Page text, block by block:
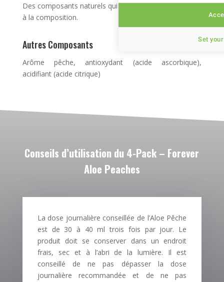
Des composants naturels qui rajoutent plus de saveurs
à la composition.
Autres Composants
Arôme pêche, antioxydant (acide ascorbique),
acidifiant (acide citrique)
Conseils d’utilisation du 4-Pack – Forever
Aloe Peaches
La dose journalière conseillée de l’Aloe Pêche
est de 30 à 40 ml trois fois par jour. Le
produit doit se conserver dans un endroit
frais, sec et à l’abri de la lumière. Il est
conseillé de ne pas dépasser la dose
journalière recommandée et de ne pas
Set